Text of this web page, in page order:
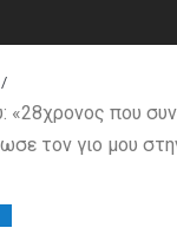
«28χρονος που
τον γιο μου